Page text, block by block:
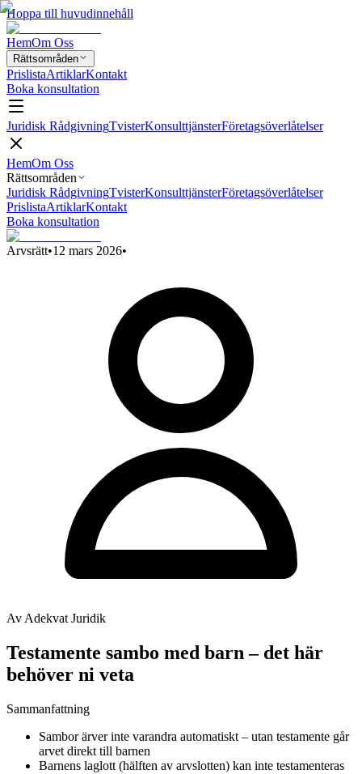
Hoppa till huvudinnehåll
HemOm Oss
Rättsområden
PrislistaArtiklarKontakt
Boka konsultation
Juridisk RådgivningTvisterKonsulttjänsterFöretagsöverlåtelser
HemOm Oss
Rättsområden
Juridisk RådgivningTvisterKonsulttjänsterFöretagsöverlåtelser
PrislistaArtiklarKontakt
Boka konsultation
Arvsrätt•12 mars 2026•
Av Adekvat Juridik
Testamente sambo med barn – det här
behöver ni veta
Sammanfattning
Sambor ärver inte varandra automatiskt – utan testamente går
arvet direkt till barnen
Barnens laglott (hälften av arvslotten) kan inte testamenteras